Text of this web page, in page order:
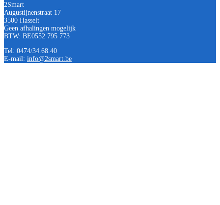
2Smart
Augustijnenstraat 17
3500 Hasselt
Geen afhalingen mogelijk
BTW: BE0552 795 773
Tel: 0474/34.68.40
E-mail: info@2smart.be